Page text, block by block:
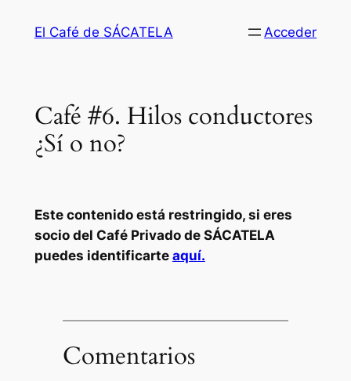
El Café de SÁCATELA Acceder
Café #6. Hilos conductores
¿Sí o no?
Este contenido está restringido, si eres
socio del Café Privado de SÁCATELA
puedes identificarte aquí.
Comentarios